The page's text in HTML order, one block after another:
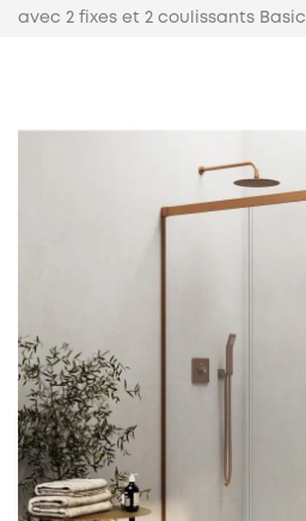
avec 2 fixes et 2 coulissants Basic